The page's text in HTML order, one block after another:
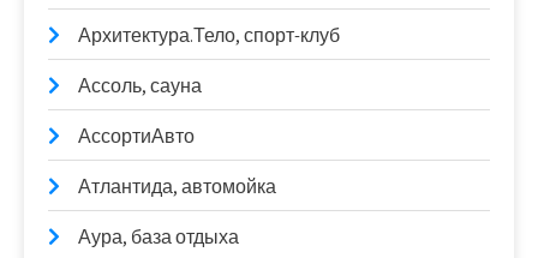
Архитектура.Тело, спорт-клуб
Ассоль, сауна
АссортиАвто
Атлантида, автомойка
Аура, база отдыха